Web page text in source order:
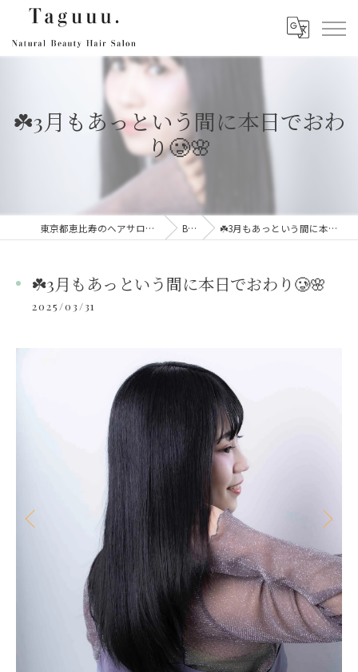
☘️3月もあっという間に本日でおわ
り🥲🌸
東京都恵比寿のヘアサロンならTaguuu. Blog ☘️3月もあっという間に本日でおわり🥲🌸
☘️3月もあっという間に本日でおわり🥲🌸
2025/03/31